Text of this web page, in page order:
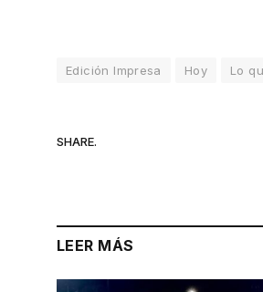
Edición Impresa Hoy Lo
SHARE.
LEER MÁS